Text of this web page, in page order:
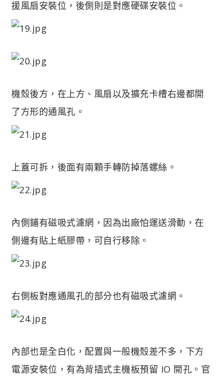
援風扇安裝位，後側則是對應硬碟安裝位。
機殼後方，在上方、風扇以及擴充卡槽右邊都開
了方形的通風孔。
上蓋可拆，後面有兩顆手轉防掉落螺絲。
內側鋪有磁吸式濾網，因為出廠怕運送滑動，在
側邊有貼上紙膠帶，可自行移除。
右側板對應通風孔的部分也有磁吸式濾網。
內部也是全白化，配置與一般機殼差不多，下方
電源安裝位，有為背插式主機板預留 IO 開孔。官